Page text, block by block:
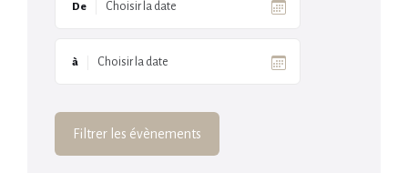
De
à
Filtrer les évènements